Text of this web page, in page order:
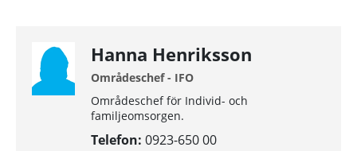
Hanna Henriksson
Områdeschef - IFO
Områdeschef för Individ- och
familjeomsorgen.
Telefon: 0923-650 00